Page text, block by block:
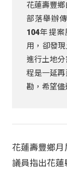
花蓮壽豐鄉
部落舉辦
104年提
用，卻發
進行土地
程是一延
勘，希望儘
花蓮壽豐鄉
議員指出花蓮